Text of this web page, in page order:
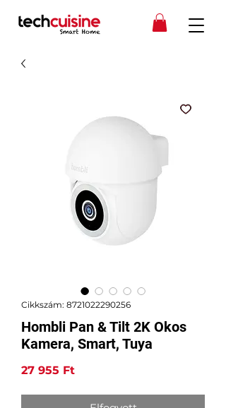
Cikkszám: 8721022290256
Hombli Pan & Tilt 2K Okos
Kamera, Smart, Tuya
27 955 FtÁr